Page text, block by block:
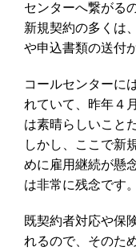
センターへ繋がる
新規契約の多くは
や申込書類の送付
コールセンターに
れていて、昨年４
は素晴らしいこと
しかし、ここで新
めに雇用継続が懸
は非常に残念です。
既契約者対応や保
れるので、そのた